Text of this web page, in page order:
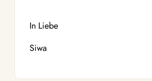
In Liebe
Siwa